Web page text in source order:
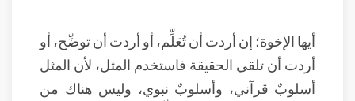
أيها الإخوة؛ إن أردت أن تُعَلِّم، أو أردت أن توضِّح، أو
أردت أن تلقي الحقيقة فاستخدم المثل، لأن المثل
أسلوبٌ قرآني، وأسلوبٌ نبوي، وليس هناك من